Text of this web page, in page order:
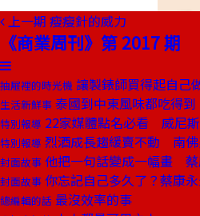
上一期 瘦瘦針的威力
《商業周刊》第 2017 期
抽屜裡的時光機 讓製錶師買得起自己
生活新鮮事 泰國到中東風味都吃得
特別報導 22家媒體點名必看 威尼
特別報導 烈酒成長趨緩賣不動 南佛
封面故事 他把一句話變成一幅畫 蔡
封面故事 你忘記自己多久了？蔡康
總編輯的話 最沒效率的事